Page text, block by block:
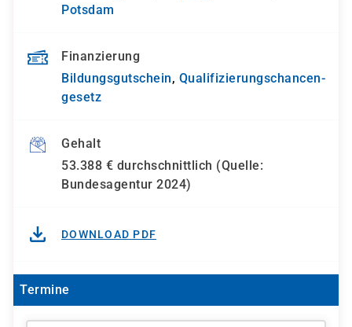
Potsdam
Finanzierung
Bildungsgutschein, Qualifizierungs­chancen­
gesetz
Gehalt
53.388 € durchschnittlich (Quelle:
Bundesagentur 2024)
DOWNLOAD PDF
Termine